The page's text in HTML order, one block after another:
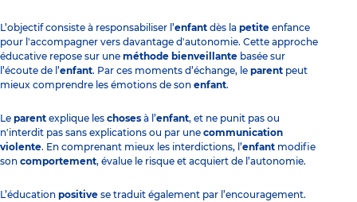
L’objectif consiste à responsabiliser l’enfant dès la petite enfance
pour l'accompagner vers davantage d'autonomie. Cette approche
éducative repose sur une méthode bienveillante basée sur
l’écoute de l’enfant. Par ces moments d’échange, le parent peut
mieux comprendre les émotions de son enfant.
Le parent explique les choses à l’enfant, et ne punit pas ou
n'interdit pas sans explications ou par une communication
violente. En comprenant mieux les interdictions, l’enfant modifie
son comportement, évalue le risque et acquiert de l’autonomie.
L’éducation positive se traduit également par l’encouragement.